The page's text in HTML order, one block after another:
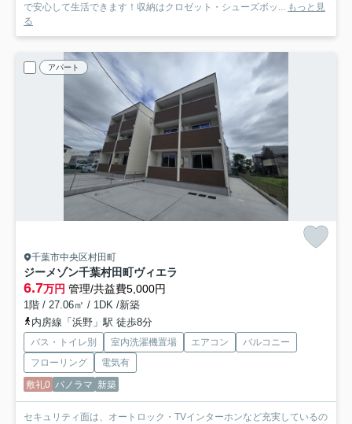
で安心して生活できます！収納はクロゼット・シューズボッ...
もっと見
る
アパート
千葉市中央区村田町
ジーメゾン千葉村田町ヴィエラ
6.7万円 管理/共益費5,000円
1階 / 27.06㎡ / 1DK /新築
内房線「浜野」駅 徒歩8分
バス・トイレ別 室内洗濯機置場 エアコン
バルコニー
フローリング
電気有
敷礼0 パノラマ 新築
セキュリティ面は、オートロック・TVインターホンなど充実しているの